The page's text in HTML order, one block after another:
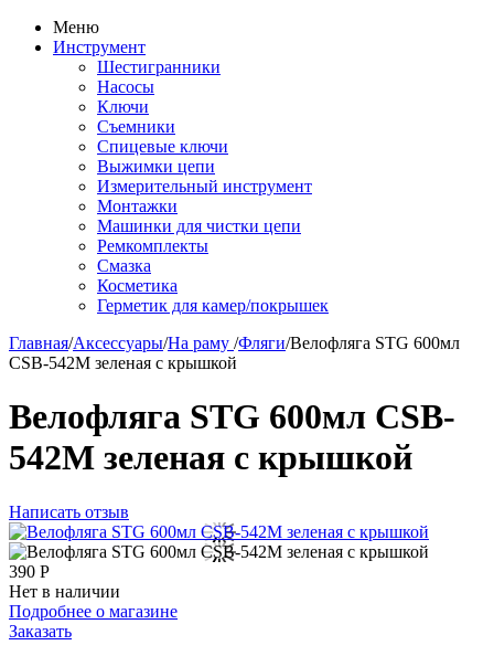
Меню
Инструмент
Шестигранники
Насосы
Ключи
Съемники
Спицевые ключи
Выжимки цепи
Измерительный инструмент
Монтажки
Машинки для чистки цепи
Ремкомплекты
Смазка
Косметика
Герметик для камер/покрышек
Главная/Аксессуары/На раму /Фляги/Велофляга STG 600мл
CSB-542M зеленая с крышкой
Велофляга STG 600мл CSB-
542M зеленая с крышкой
Написать отзыв
390 Р
Нет в наличии
Подробнее о магазине
Заказать